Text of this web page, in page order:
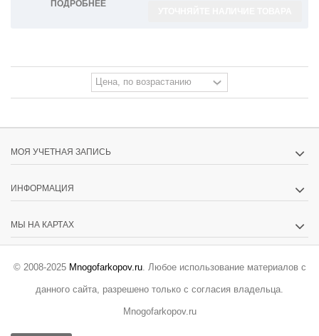
ПОДРОБНЕЕ
МОЯ УЧЕТНАЯ ЗАПИСЬ
ИНФОРМАЦИЯ
МЫ НА КАРТАХ
© 2008-2025 Mnogofarkopov.ru. Любое использование материалов с
данного сайта, разрешено только с согласия владельца.
Mnogofarkopov.ru